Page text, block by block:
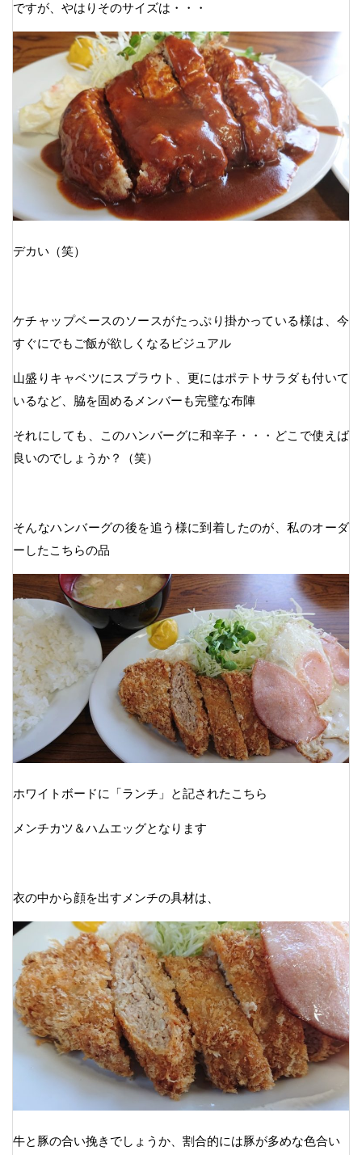
ですが、やはりそのサイズは・・・
デカい（笑）
ケチャップベースのソースがたっぷり掛かっている様は、今
すぐにでもご飯が欲しくなるビジュアル
山盛りキャベツにスプラウト、更にはポテトサラダも付いて
いるなど、脇を固めるメンバーも完璧な布陣
それにしても、このハンバーグに和辛子・・・どこで使えば
良いのでしょうか？（笑）
そんなハンバーグの後を追う様に到着したのが、私のオーダ
ーしたこちらの品
ホワイトボードに「ランチ」と記されたこちら
メンチカツ＆ハムエッグとなります
衣の中から顔を出すメンチの具材は、
牛と豚の合い挽きでしょうか、割合的には豚が多めな色合い